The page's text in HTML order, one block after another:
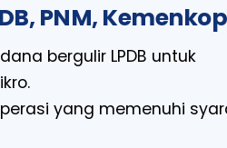
PNM,
bergulir LPDB untuk
yang memenuhi